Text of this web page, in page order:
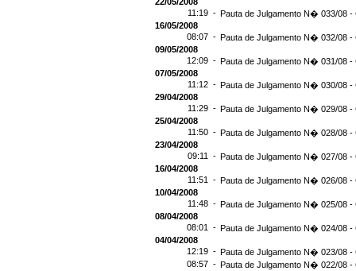
11:19 - Pauta de Julgamento N� 033/08 -
16/05/2008
08:07 - Pauta de Julgamento N� 032/08 -
09/05/2008
12:09 - Pauta de Julgamento N� 031/08 -
07/05/2008
11:12 - Pauta de Julgamento N� 030/08 -
29/04/2008
11:29 - Pauta de Julgamento N� 029/08 -
25/04/2008
11:50 - Pauta de Julgamento N� 028/08 -
23/04/2008
09:11 - Pauta de Julgamento N� 027/08 -
16/04/2008
11:51 - Pauta de Julgamento N� 026/08 -
10/04/2008
11:48 - Pauta de Julgamento N� 025/08 -
08/04/2008
08:01 - Pauta de Julgamento N� 024/08 -
04/04/2008
12:19 - Pauta de Julgamento N� 023/08 -
08:57 - Pauta de Julgamento N� 022/08 -